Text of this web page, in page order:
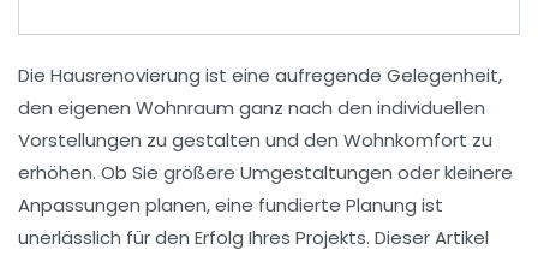
Die Hausrenovierung ist eine aufregende Gelegenheit,
den eigenen Wohnraum ganz nach den individuellen
Vorstellungen zu gestalten und den Wohnkomfort zu
erhöhen. Ob Sie größere Umgestaltungen oder kleinere
Anpassungen planen, eine fundierte Planung ist
unerlässlich für den Erfolg Ihres Projekts. Dieser Artikel